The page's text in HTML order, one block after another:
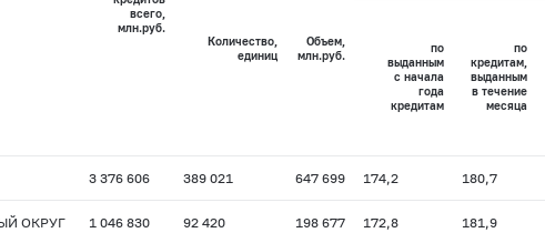
всего,
млн.руб.
Количество,
единиц
Объем,
млн.руб.
по
выданным
с начала
года
кредитам
по
кредитам,
выданным
в течение
месяца
3 376 606 389 021 647 699 174,2 180,7
ОКРУГ 1 046 830 92 420 198 677 172,8 181,9